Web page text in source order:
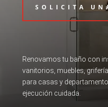
SOLICITA
Renovamos tu baño con
vanitorios, muebles,
para casas y
ejecución cuidada.